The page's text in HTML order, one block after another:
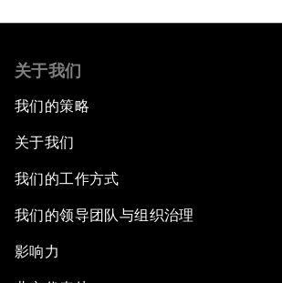
关于我们
我们的策略
关于我们
我们的工作方式
我们的领导团队与组织治理
影响力